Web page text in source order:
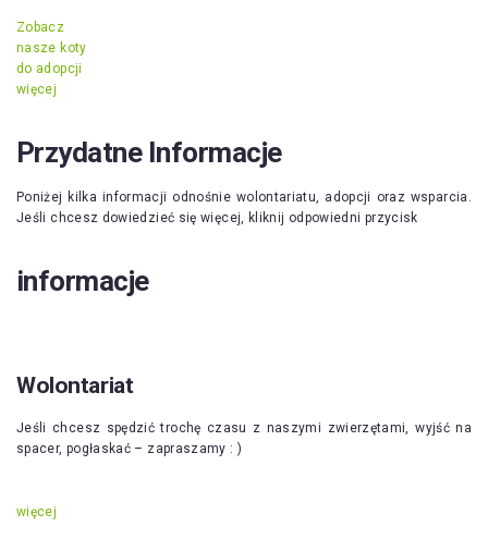
Zobacz
nasze koty
do adopcji
więcej
Przydatne Informacje
Poniżej kilka informacji odnośnie wolontariatu, adopcji oraz wsparcia.
Jeśli chcesz dowiedzieć się więcej, kliknij odpowiedni przycisk
informacje
Wolontariat
Jeśli chcesz spędzić trochę czasu z naszymi zwierzętami, wyjść na
spacer, pogłaskać – zapraszamy : )
więcej